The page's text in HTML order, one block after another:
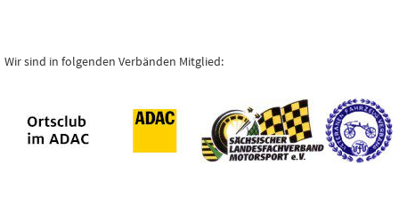
Wir sind in folgenden Verbänden Mitglied: